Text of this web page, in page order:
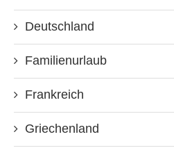
Deutschland
Familienurlaub
Frankreich
Griechenland